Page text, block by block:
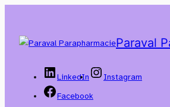
Paraval
LinkedIn
Instagram
Facebook